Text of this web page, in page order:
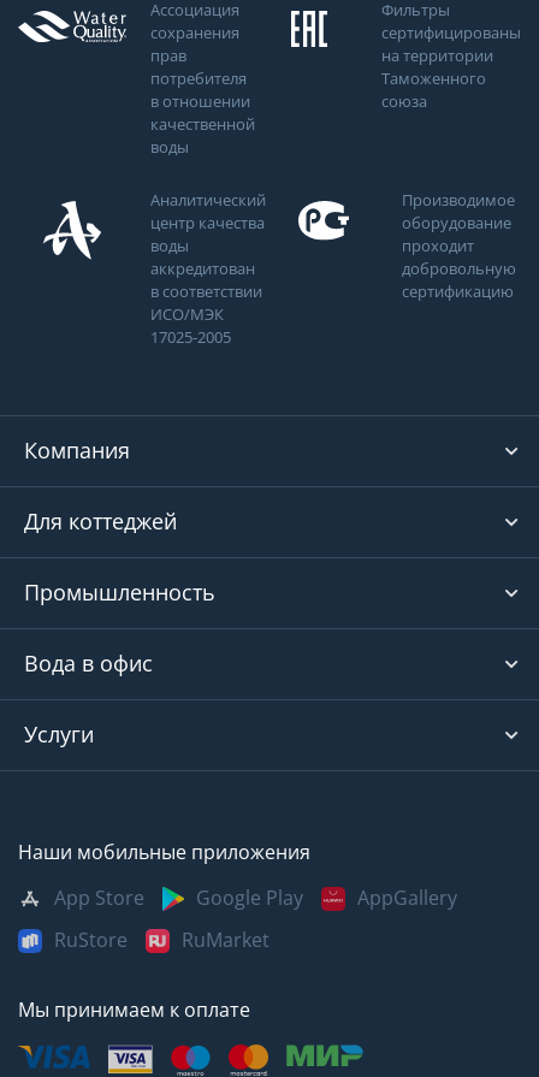
Ассоциация
сохранения
прав
потребителя
в отношении
качественной
воды
Фильтры
сертифицированы
на территории
Таможенного
союза
Аналитический
центр качества
воды
аккредитован
в соответствии
ИСО/МЭК
17025-2005
Производимое
оборудование
проходит
добровольную
сертификацию
Компания
Для коттеджей
Промышленность
Вода в офис
Услуги
Наши мобильные приложения
App Store
Google Play
AppGallery
RuStore
RuMarket
Мы принимаем к оплате